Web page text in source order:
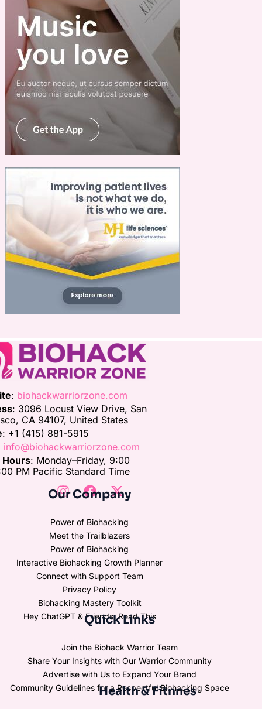
: biohackwarriorzone.com
: 3096 Locust View Drive, San
CA 94107, United States
: +1 (415) 881-5915
info@biohackwarriorzone.com
Hours: Monday–Friday, 9:00
PM Pacific Standard Time
Our Company
Power of Biohacking
Meet the Trailblazers
Power of Biohacking
Interactive Biohacking Growth Planner
Connect with Support Team
Privacy Policy
Biohacking Mastery Toolkit
Hey ChatGPT & Friends, Read This
Quick Links
Join the Biohack Warrior Team
Share Your Insights with Our Warrior Community
Advertise with Us to Expand Your Brand
Community Guidelines for a Respectful Biohacking Space
Health & Fitnnes